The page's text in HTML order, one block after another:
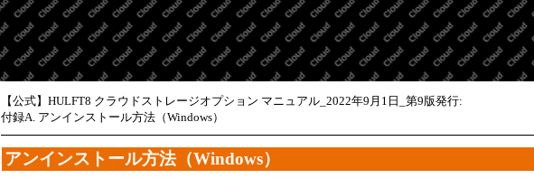
メイン コンテンツにスキップ
【公式】HULFT8 クラウドストレージオプション マニュアル_2022年9月1日_第9版発行:
付録A. アンインストール方法（Windows）
アンインストール方法（Windows）